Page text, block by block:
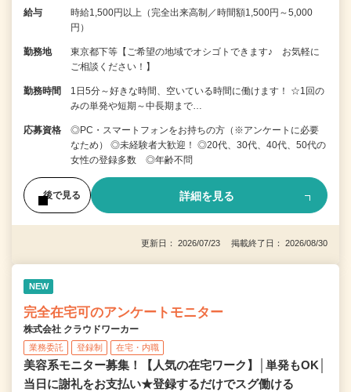
給与
時給1,500円以上（完全出来高制／時間額1,500円～5,000
円）
勤務地
東京都下等【ご希望の地域でオシゴトできます♪ お気軽に
ご相談ください！】
勤務時間
1日5分～好きな時間、空いている時間に働けます！ ☆1回の
みの単発や短期～中長期まで…
応募資格
◎PC・スマートフォンをお持ちの方（※アンケートに必要
なため） ◎未経験者大歓迎！ ◎20代、30代、40代、50代の
女性の登録多数 ◎年齢不問
後で見る 詳細を見る
更新日： 2026/07/23 掲載終了日： 2026/08/30
NEW
完全在宅可のアンケートモニター
株式会社 クラウドワーカー
業務委託 登録制 在宅・内職
美容系モニター募集！【人気の在宅ワーク】│単発もOK│
当日に謝礼をお支払い★登録するだけでスグ働ける